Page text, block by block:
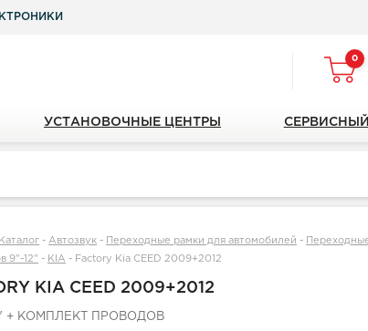
0
УСТАНОВОЧНЫЕ ЦЕНТРЫ
Каталог -Автозвук - Переходные рамки для автомобилей -
9"-12" - KIA - Factory Kia CEED 2009+2012
KIA CEED 2009+2012
+ КОМПЛЕКТ ПРОВОДОВ